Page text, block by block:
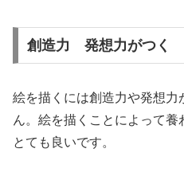
創造力 発想力がつく
絵を描くには創造力や発想
ん。絵を描くことによって
とても良いです。